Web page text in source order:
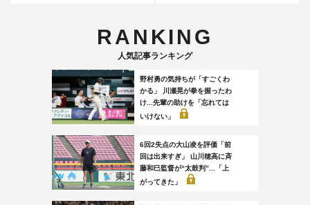
RANKING
人気記事ランキング
野村勇の気持ちが「すごくわ
かる」 川瀬晃が拳を握ったわ
け...先輩の助けを「忘れては
いけない」
6回2失点の大山凌を評価「前
回は出来すぎ」 山川穂高に斉
藤和巳監督が“太鼓判”...「上
がってきた」